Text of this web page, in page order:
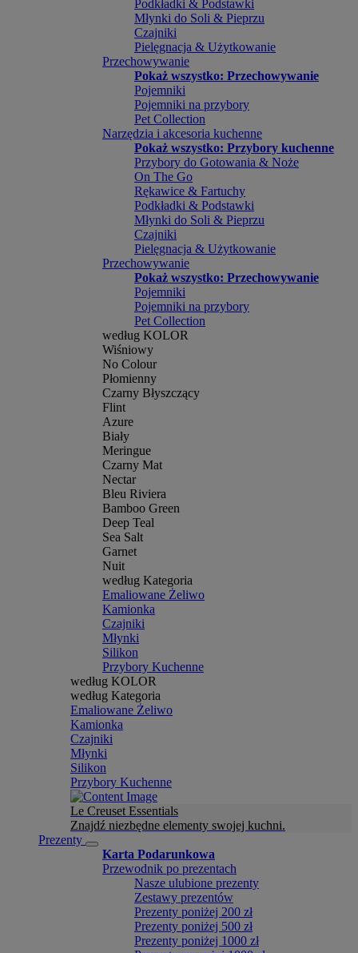
Podkładki & Podstawki
Młynki do Soli & Pieprzu
Czajniki
Pielęgnacja & Użytkowanie
Przechowywanie
Pokaż wszystko: Przechowywanie
Pojemniki
Pojemniki na przybory
Pet Collection
Narzędzia i akcesoria kuchenne
Pokaż wszystko: Przybory kuchenne
Przybory do Gotowania & Noże
On The Go
Rękawice & Fartuchy
Podkładki & Podstawki
Młynki do Soli & Pieprzu
Czajniki
Pielęgnacja & Użytkowanie
Przechowywanie
Pokaż wszystko: Przechowywanie
Pojemniki
Pojemniki na przybory
Pet Collection
według KOLOR
Wiśniowy
No Colour
Płomienny
Czarny Błyszczący
Flint
Azure
Biały
Meringue
Czarny Mat
Nectar
Bleu Riviera
Bamboo Green
Deep Teal
Sea Salt
Garnet
Nuit
według Kategoria
Emaliowane Żeliwo
Kamionka
Czajniki
Młynki
Silikon
Przybory Kuchenne
według KOLOR
według Kategoria
Emaliowane Żeliwo
Kamionka
Czajniki
Młynki
Silikon
Przybory Kuchenne
Le Creuset Essentials
Znajdź niezbędne elementy swojej kuchni.
Prezenty
Karta Podarunkowa
Przewodnik po prezentach
Nasze ulubione prezenty
Zestawy prezentów
Prezenty poniżej 200 zł
Prezenty poniżej 500 zł
Prezenty poniżej 1000 zł